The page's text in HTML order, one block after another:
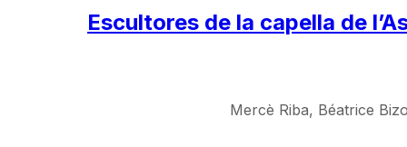
Escultores de la capella de
Mercè Riba, Béatrice